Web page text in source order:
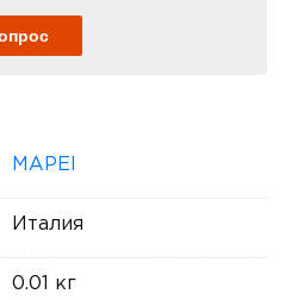
MAPEI
Италия
0.01 кг